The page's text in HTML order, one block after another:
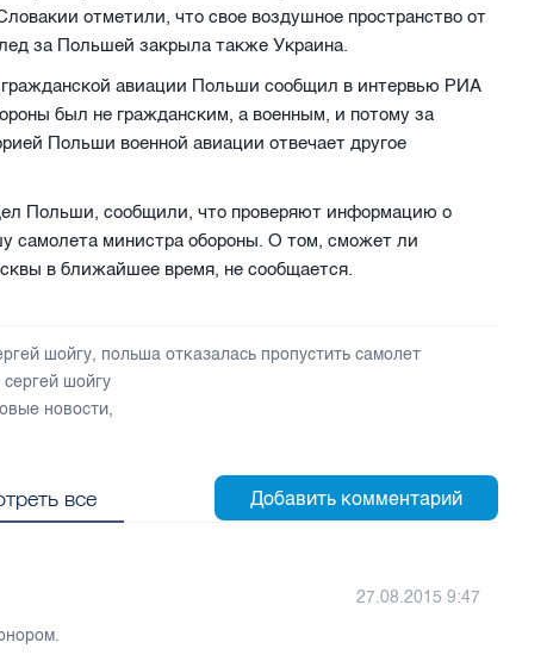
отметили, что свое воздушное пространство от
за Польшей закрыла также Украина.
гражданской авиации Польши сообщил в интервью РИА
был не гражданским, а военным, и потому за
Польши военной авиации отвечает другое
Польши, сообщили, что проверяют информацию о
самолета министра обороны. О том, сможет ли
в ближайшее время, не сообщается.
шойгу, польша отказалась пропустить самолет
сергей шойгу
новости,
все
27.08.2015 9:47